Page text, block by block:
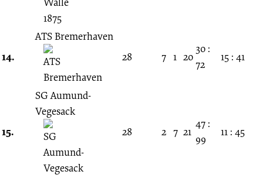
14.
ATS Bremerhaven
28
7 1 20
30 :
72
15 : 41
15.
SG Aumund-
Vegesack
28
2 7 21
47 :
99
11 : 45